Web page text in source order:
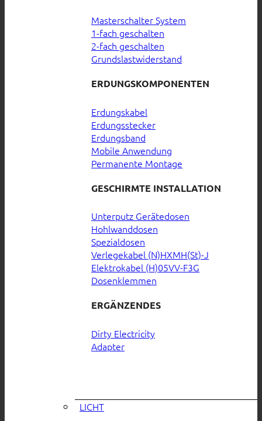
Masterschalter System
1-fach geschalten
2-fach geschalten
Grundslastwiderstand
ERDUNGSKOMPONENTEN
Erdungskabel
Erdungsstecker
Erdungsband
Mobile Anwendung
Permanente Montage
GESCHIRMTE INSTALLATION
Unterputz Gerätedosen
Hohlwanddosen
Spezialdosen
Verlegekabel (N)HXMH(St)-J
Elektrokabel (H)05VV-F3G
Dosenklemmen
ERGÄNZENDES
Dirty Electricity
Adapter
LICHT